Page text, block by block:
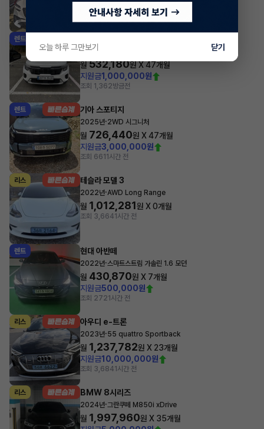
조회 1,162방금전
렌트
2026년
월 532,180원 X 47개월
지원금1,000,000원
조회 1,362방금전
렌트 기아 스포티지
2025년·2WD 시그니처
월 726,440원 X47개월
지원금3,000,000원
조회 661 1시간 전
리스 테슬라 모델 3
2022년·AWD Long Range
월 1,012,281원 X0개월
조회 3,6641시간 전
렌트 현대 아반떼
2022년·스마트스트림 가솔린 1.6 모던
월 430,870원 X 7개월
지원금500,000원
조회 2721시간 전
리스 아우디 e-트론
2023년·55 quattro Sportback
월 1,237,782원 X 23개월
지원금10,000,000원
조회 3,6841시간 전
리스 BMW 8시리즈
2024년·그란쿠페 M850i xDrive
월 1,997,960원 X 35개월
오늘 하루 그만보기 닫기